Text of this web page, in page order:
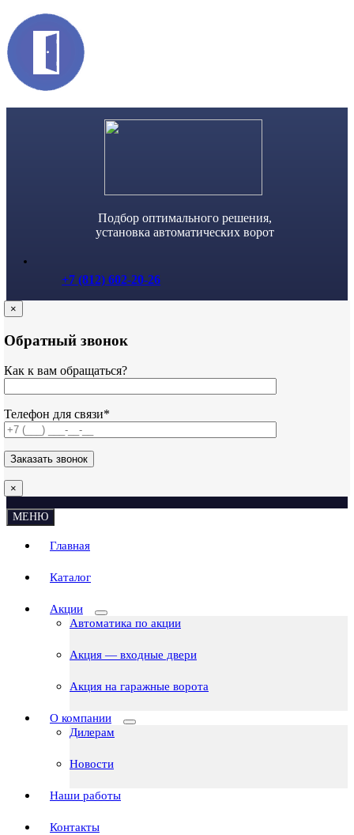
Skip
to
content
Подбор оптимального решения,
установка автоматических ворот
+7 (812) 602-20-26
×
Обратный звонок
Как к вам обращаться?
Телефон для связи*
×
МЕНЮ
Главная
Каталог
Акции
Автоматика по акции
Акция — входные двери
Акция на гаражные ворота
О компании
Дилерам
Новости
Наши работы
Контакты